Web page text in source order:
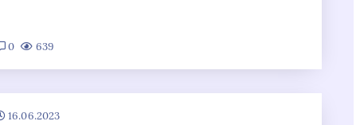
0 639
16.06.2023